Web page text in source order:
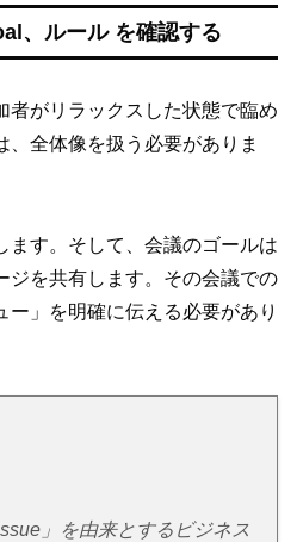
、ルール を確認する
者がリラックスした状態で臨め
、全体像を扱う必要がありま
ます。そして、会議のゴールは
ジを共有します。その会議での
ー」を明確に伝える必要があり
」を由来とするビジネス